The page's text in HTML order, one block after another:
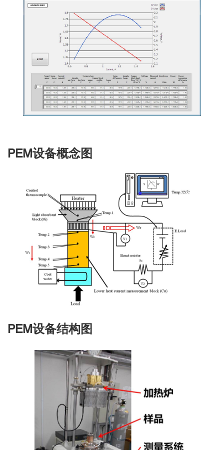
PEM设备概念图
PEM设备结构图